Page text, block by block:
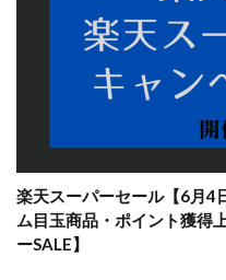
楽天スーパーセール【6月4
ム目玉商品・ポイント獲得
ーSALE】